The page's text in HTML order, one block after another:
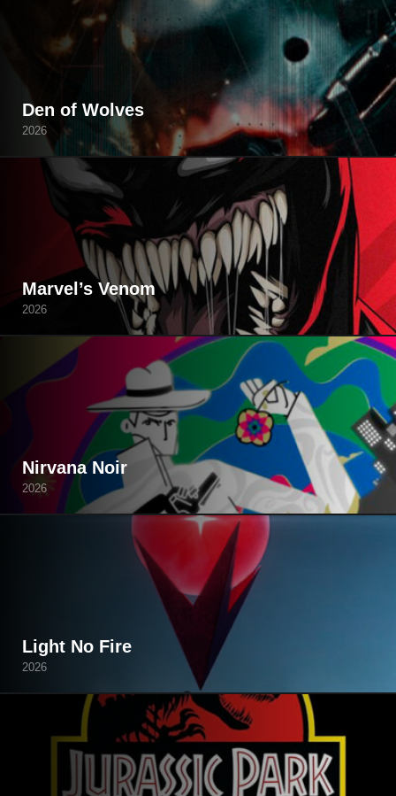
Den of Wolves
2026
Marvel’s Venom
2026
Nirvana Noir
2026
Light No Fire
2026